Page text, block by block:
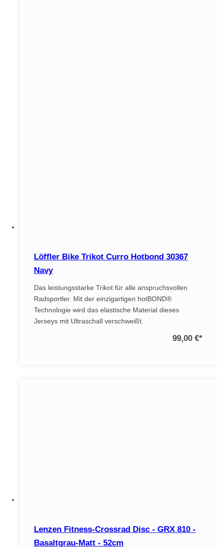
Löffler Bike Trikot Curro Hotbond 30367
Navy
Das leistungsstarke Trikot für alle anspruchsvollen
Radsportler. Mit der einzigartigen hotBOND®
Technologie wird das elastische Material dieses
Jerseys mit Ultraschall verschweißt.
99,00 €*
Lenzen Fitness-Crossrad Disc - GRX 810 -
Basaltgrau-Matt - 52cm